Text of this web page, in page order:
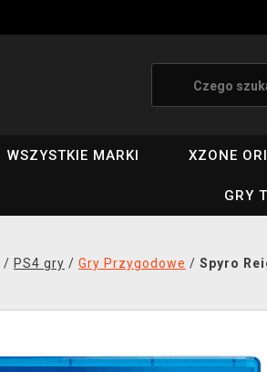
WSZYSTKIE MARKI XZONE
GRY
/ PS4 gry / Gry Przygodowe / Spyro